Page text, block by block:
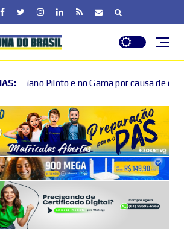
por causa de eventos esportivos e